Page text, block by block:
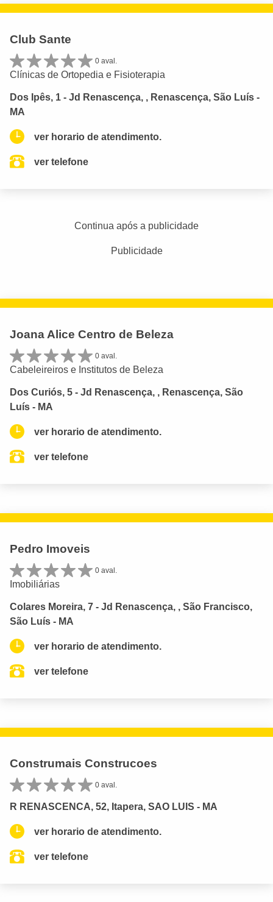
Club Sante
0 aval.
Clínicas de Ortopedia e Fisioterapia
Dos Ipês, 1 - Jd Renascença, , Renascença, São Luís -
MA
ver horario de atendimento.
ver telefone
Continua após a publicidade
Publicidade
Joana Alice Centro de Beleza
0 aval.
Cabeleireiros e Institutos de Beleza
Dos Curiós, 5 - Jd Renascença, , Renascença, São
Luís - MA
ver horario de atendimento.
ver telefone
Pedro Imoveis
0 aval.
Imobiliárias
Colares Moreira, 7 - Jd Renascença, , São Francisco,
São Luís - MA
ver horario de atendimento.
ver telefone
Construmais Construcoes
0 aval.
R RENASCENCA, 52, Itapera, SAO LUIS - MA
ver horario de atendimento.
ver telefone